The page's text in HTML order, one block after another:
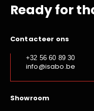
Ready for
Contacteer ons
+32 56 60 89 30
info@isabo.be
Showroom